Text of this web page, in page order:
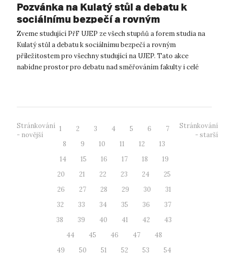
Pozvánka na Kulatý stůl a debatu k
sociálnímu bezpečí a rovným
příležitostem
Zveme studující PřF UJEP ze všech stupňů a forem studia na
Kulatý stůl a debatu k sociálnímu bezpečí a rovným
příležitostem pro všechny studující na UJEP. Tato akce
nabídne prostor pro debatu nad směřováním fakulty i celé
Stránkování
- novější
1 2 3 4 5 6
7
8
9 10 11 12
13
14
15 16 17 18
19
20
21 22 23 24
25
26
27 28 29 30
31
32
33 34 35 36
37
38
39 40 41 42
43
44
45 46 47
48
49
50 51 52 53
54
Stránkování
- starší